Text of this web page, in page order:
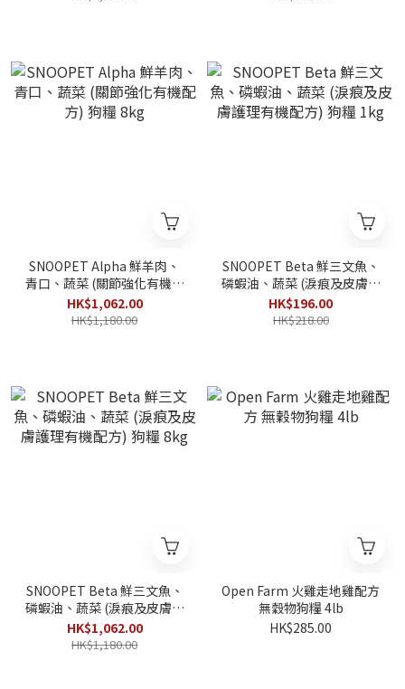
SNOOPET Alpha 鮮羊肉、
青口、蔬菜 (關節強化有機配
方) 狗糧 8kg
HK$1,062.00
HK$1,180.00
SNOOPET Beta 鮮三文魚、
磷蝦油、蔬菜 (淚痕及皮膚護
理有機配方) 狗糧 1kg
HK$196.00
HK$218.00
SNOOPET Beta 鮮三文魚、
磷蝦油、蔬菜 (淚痕及皮膚護
理有機配方) 狗糧 8kg
HK$1,062.00
HK$1,180.00
Open Farm 火雞走地雞配方
無穀物狗糧 4lb
HK$285.00